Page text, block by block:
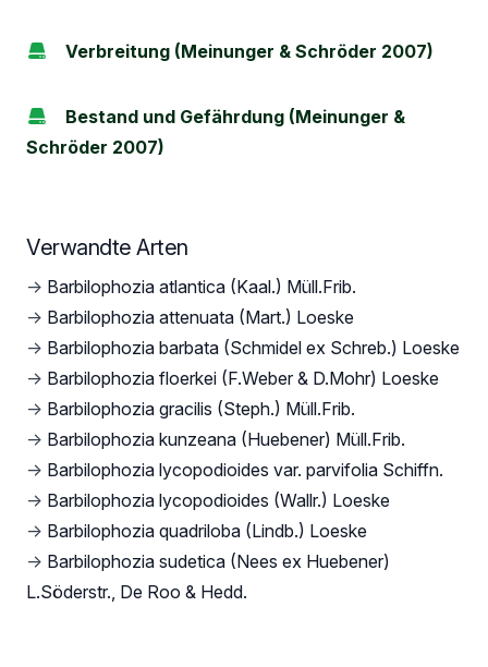
Verbreitung (Meinunger & Schröder 2007)
Bestand und Gefährdung (Meinunger &
Schröder 2007)
Verwandte Arten
→ Barbilophozia atlantica (Kaal.) Müll.Frib.
→ Barbilophozia attenuata (Mart.) Loeske
→ Barbilophozia barbata (Schmidel ex Schreb.) Loeske
→ Barbilophozia floerkei (F.Weber & D.Mohr) Loeske
→ Barbilophozia gracilis (Steph.) Müll.Frib.
→ Barbilophozia kunzeana (Huebener) Müll.Frib.
→ Barbilophozia lycopodioides var. parvifolia Schiffn.
→ Barbilophozia lycopodioides (Wallr.) Loeske
→ Barbilophozia quadriloba (Lindb.) Loeske
→ Barbilophozia sudetica (Nees ex Huebener)
L.Söderstr., De Roo & Hedd.